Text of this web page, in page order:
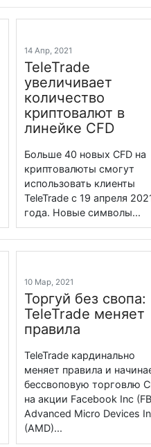
14 Апр, 2021
TeleTrade
увеличивает
количество
криптовалют в
линейке CFD
Больше 40 новых CFD на
криптовалюты смогут
использовать клиенты
TeleTrade с 19 апреля
года. Новые символы...
10 Мар, 2021
Торгуй без свопа:
TeleTrade меняет
правила
TeleTrade кардинально
меняет правила и
бессвоповую торговлю
на акции Facebook Inc
Advanced Micro Devices
(AMD)...